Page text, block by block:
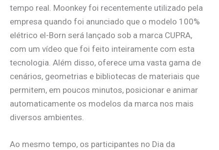
tempo real. Moonkey foi recentemente utilizado pela
empresa quando foi anunciado que o modelo 100%
elétrico el-Born será lançado sob a marca CUPRA,
com um vídeo que foi feito inteiramente com esta
tecnologia. Além disso, oferece uma vasta gama de
cenários, geometrias e bibliotecas de materiais que
permitem, em poucos minutos, posicionar e animar
automaticamente os modelos da marca nos mais
diversos ambientes.
Ao mesmo tempo, os participantes no Dia da